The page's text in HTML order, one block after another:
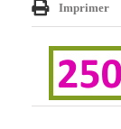
Imprimer